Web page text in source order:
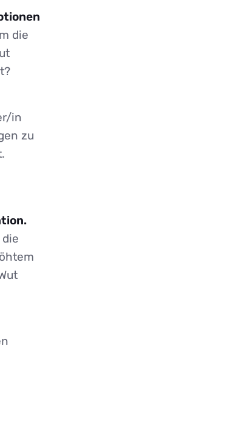
die
in
zu